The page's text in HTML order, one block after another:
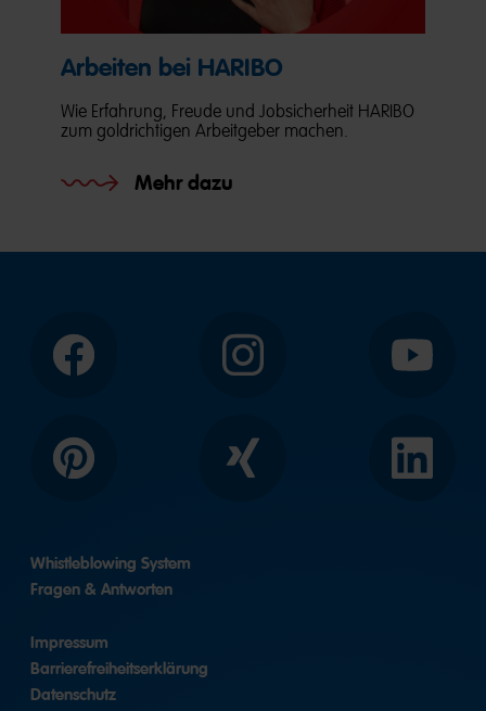
Arbeiten bei HARIBO
Wie Erfahrung, Freude und Jobsicherheit HARIBO
zum goldrichtigen Arbeitgeber machen.
Mehr dazu
Facebook Instagram YouTube
Pinterest Xing LinkedIn
Whistleblowing System
Fragen & Antworten
Impressum
Barrierefreiheitserklärung
Datenschutz